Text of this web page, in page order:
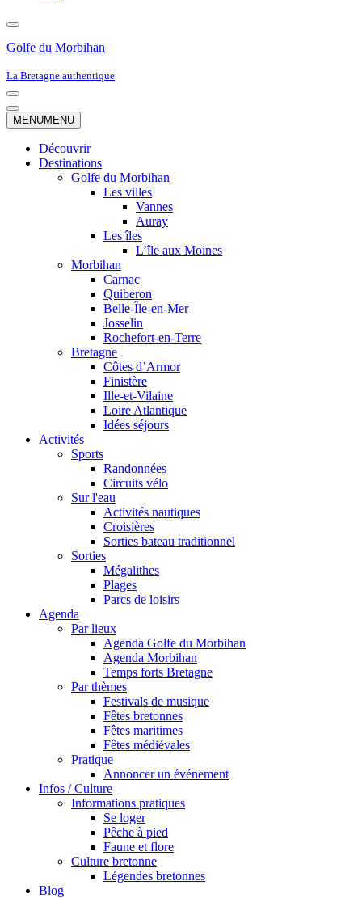
Golfe du Morbihan
La Bretagne authentique
Menu
de
navigation
Menu
de
MENUMENU
Découvrir
Destinations
Golfe du Morbihan
Les villes
Vannes
Auray
Les îles
L’île aux Moines
Morbihan
Carnac
Quiberon
Belle-Île-en-Mer
Josselin
Rochefort-en-Terre
Bretagne
Côtes d’Armor
Finistère
Ille-et-Vilaine
Loire Atlantique
Idées séjours
Activités
Sports
Randonnées
Circuits vélo
Sur l'eau
Activités nautiques
Croisières
Sorties bateau traditionnel
Sorties
Mégalithes
Plages
Parcs de loisirs
Agenda
Par lieux
Agenda Golfe du Morbihan
Agenda Morbihan
Temps forts Bretagne
Par thèmes
Festivals de musique
Fêtes bretonnes
Fêtes maritimes
Fêtes médiévales
Pratique
Annoncer un événement
Infos / Culture
Informations pratiques
Se loger
Pêche à pied
Faune et flore
Culture bretonne
Légendes bretonnes
Blog